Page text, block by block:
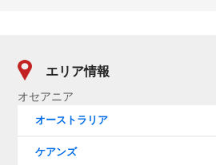
エリア情報
オセアニア
オーストラリア
ケアンズ